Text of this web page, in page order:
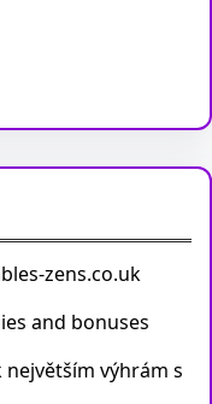
zens.co.uk
and bonuses
výhrám s